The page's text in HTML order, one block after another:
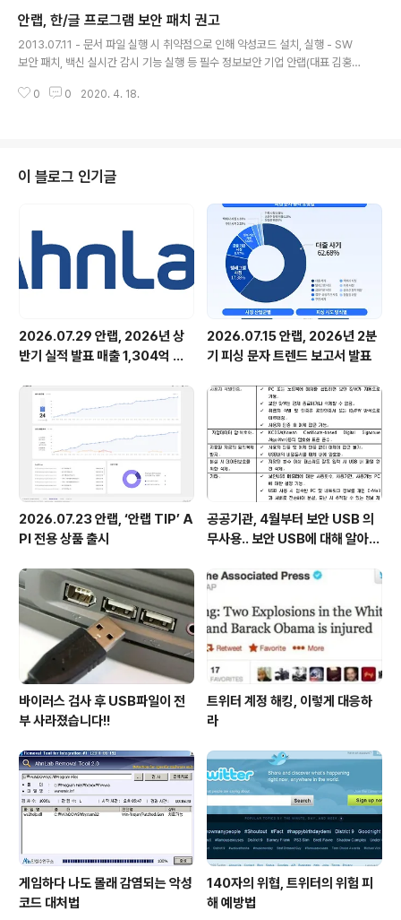
부터 위장 악성코드의 사례를 살펴봄으로써 도처에 도사리
고 있는 보안 위협에 효과적으로 대비하자. 안랩은 V3 탄
생 25주년을 기념해 ‘보안 바로알기(Know the securit
바로알기’는 ‘백신 바로알기’, ‘APT 바로알기’, ‘보안 종결
안랩, 한/글 프로그램 보안 패치 권고
2013.07.11 - 문서 파일 실행 시 취약점으로 인해 악성코드 설치, 실행 - SW
보안 패치, 백신 실시간 감시 기능 실행 등 필수 정보보안 기업 안랩(대표 김홍
대한 보안 패치를 적용하라고 11일 권고했다. 이번에 발견된 취약점은 한/글 문
한/글 2005, 한/글 2004, 한/글 2002 SE 사용자는 해당 패치를 반드시 업데
이트해야 안전하다. 이번 악성코드는 ‘동북아 평화 협력..
0 0 2020. 4. 18.
이 블로그 인기글
2026.07.29 안랩, 2026년 상
반기 실적 발표 매출 1,304억 원,
2026.07.15 안랩, 2026년 2분
기 피싱 문자 트렌드 보고서 발표
2026.07.23 안랩, ‘안랩 TIP’ A
PI 전용 상품 출시
공공기관, 4월부터 보안 USB 의
무사용.. 보안 USB에 대해 알아봅
바이러스 검사 후 USB파일이 전
부 사라졌습니다!!
트위터 계정 해킹, 이렇게 대응하
라
게임하다 나도 몰래 감염되는 악성
코드 대처법
140자의 위협, 트위터의 위험 피
해 예방법